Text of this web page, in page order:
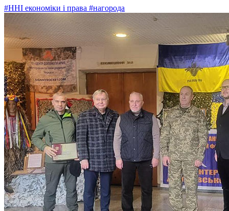
#ННІ економіки і права #нагорода